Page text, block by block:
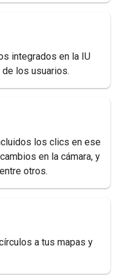
integrados en la IU
los usuarios.
los clics en ese
en la cámara, y
otros.
a tus mapas y